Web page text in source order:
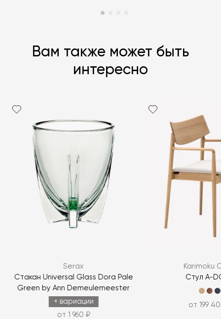
Вам также может быть
интересно
Serax
Стакан Universal Glass Dora Pale
Green by Ann Demeulemeester
+ вариации
от 1 960 ₽
Karimoku
Стул A-
от 199